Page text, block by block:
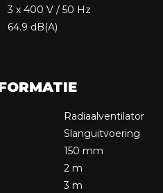
3 x 400 V / 50 Hz
64.9 dB(A)
Radiaalventilator
Slanguitvoering
150 mm
2 m
3 m